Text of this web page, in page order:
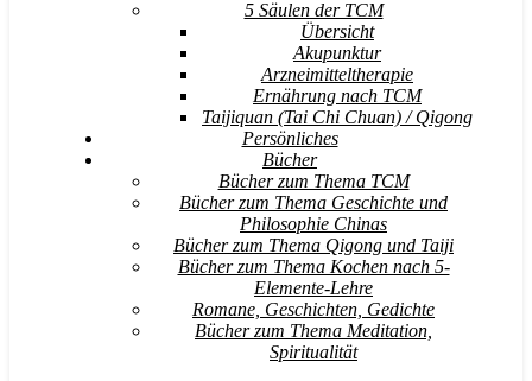
5 Säulen der TCM
Übersicht
Akupunktur
Arzneimitteltherapie
Ernährung nach TCM
Taijiquan (Tai Chi Chuan) / Qigong
Persönliches
Bücher
Bücher zum Thema TCM
Bücher zum Thema Geschichte und
Philosophie Chinas
Bücher zum Thema Qigong und Taiji
Bücher zum Thema Kochen nach 5-
Elemente-Lehre
Romane, Geschichten, Gedichte
Bücher zum Thema Meditation,
Spiritualität